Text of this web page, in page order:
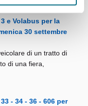
e Volabus per la
30 settembre
di un tratto di
di una fiera,
- 34 - 36 - 606 per